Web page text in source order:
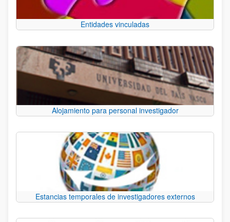
Entidades vinculadas
Alojamiento para personal investigador
Estancias temporales de investigadores externos